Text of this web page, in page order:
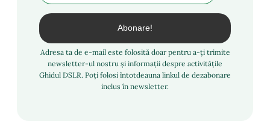
Adresa ta de e-mail este folosită doar pentru a-ți trimite
newsletter-ul nostru și informații despre activitățile
Ghidul DSLR. Poți folosi întotdeauna linkul de dezabonare
inclus în newsletter.